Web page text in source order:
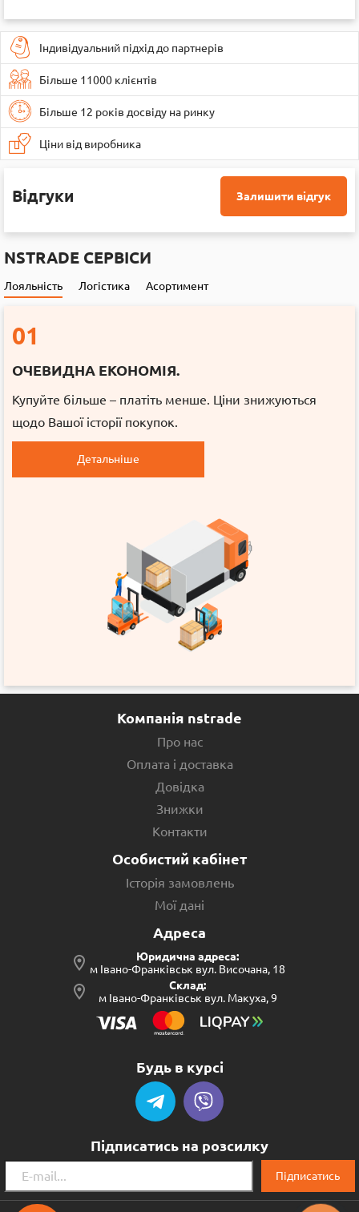
Індивідуальний підхід до партнерів
Більше 11000 клієнтів
Більше 12 років досвіду на ринку
Ціни від виробника
Відгуки Залишити відгук
NSTRADE СЕРВІСИ
Лояльність Логістика Асортимент
01
ОЧЕВИДНА ЕКОНОМІЯ.
Купуйте більше – платіть менше. Ціни знижуються
щодо Вашої історії покупок.
Детальніше
Компанія nstrade
Про нас
Оплата і доставка
Довідка
Знижки
Контакти
Особистий кабінет
Історія замовлень
Мої дані
Адреса
Юридична адреса:
м Івано-Франківськ вул. Височана, 18
Склад:
м Івано-Франківськ вул. Макуха, 9
Будь в курсі
Підписатись на розсилку
Підписатись